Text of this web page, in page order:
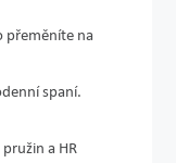
přeměníte na
spaní.
a HR